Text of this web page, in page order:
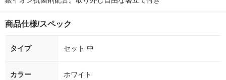
商品仕様/スペック
タイプ セット 中
カラー ホワイト